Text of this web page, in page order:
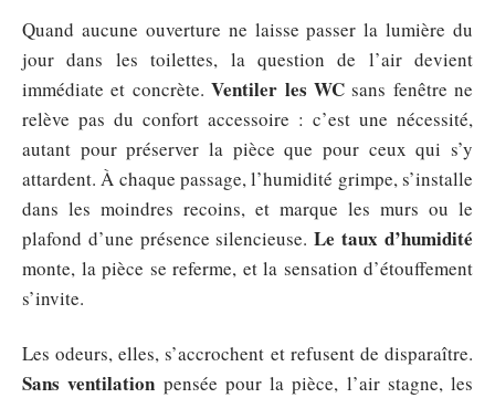
Quand aucune ouverture ne laisse passer la lumière du
jour dans les toilettes, la question de l’air devient
immédiate et concrète.Ventiler les WCsans fenêtre ne
relève pas du confort accessoire : c’est une nécessité,
autant pour préserver la pièce que pour ceux qui s’y
attardent. À chaque passage, l’humidité grimpe, s’installe
dans les moindres recoins, et marque les murs ou le
plafond d’une présence silencieuse.Le taux d’humidité
monte, la pièce se referme, et la sensation d’étouffement
s’invite.
Les odeurs, elles, s’accrochent et refusent de disparaître.
Sans ventilation pensée pour la pièce, l’air stagne, les